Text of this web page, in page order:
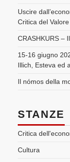
Uscire
Critica del Valore
CRASHKURS –
15-16 giugno
Illich, Esteva ed
Il nómos della
STANZE
Critica
Cultura